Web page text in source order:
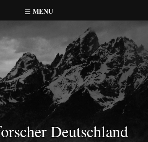
MENU
Deutschland